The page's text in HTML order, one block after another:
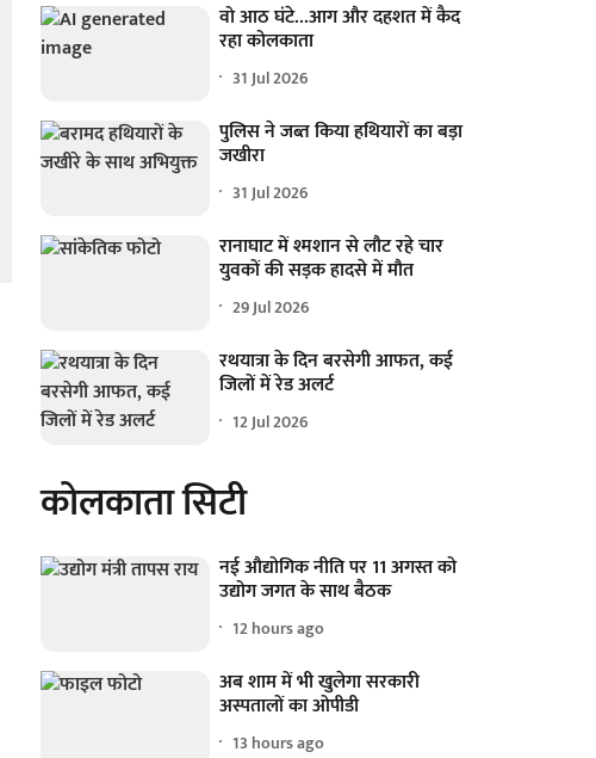
वो आठ घंटे...आग और दहशत में कैद
रहा कोलकाता
31 Jul 2026
पुलिस ने जब्त किया हथियारों का बड़ा
जखीरा
31 Jul 2026
रानाघाट में श्मशान से लौट रहे चार
युवकों की सड़क हादसे में मौत
29 Jul 2026
रथयात्रा के दिन बरसेगी आफत, कई
जिलों में रेड अलर्ट
12 Jul 2026
कोलकाता सिटी
नई औद्योगिक नीति पर 11 अगस्त को
उद्योग जगत के साथ बैठक
12 hours ago
अब शाम में भी खुलेगा सरकारी
अस्पतालों का ओपीडी
13 hours ago